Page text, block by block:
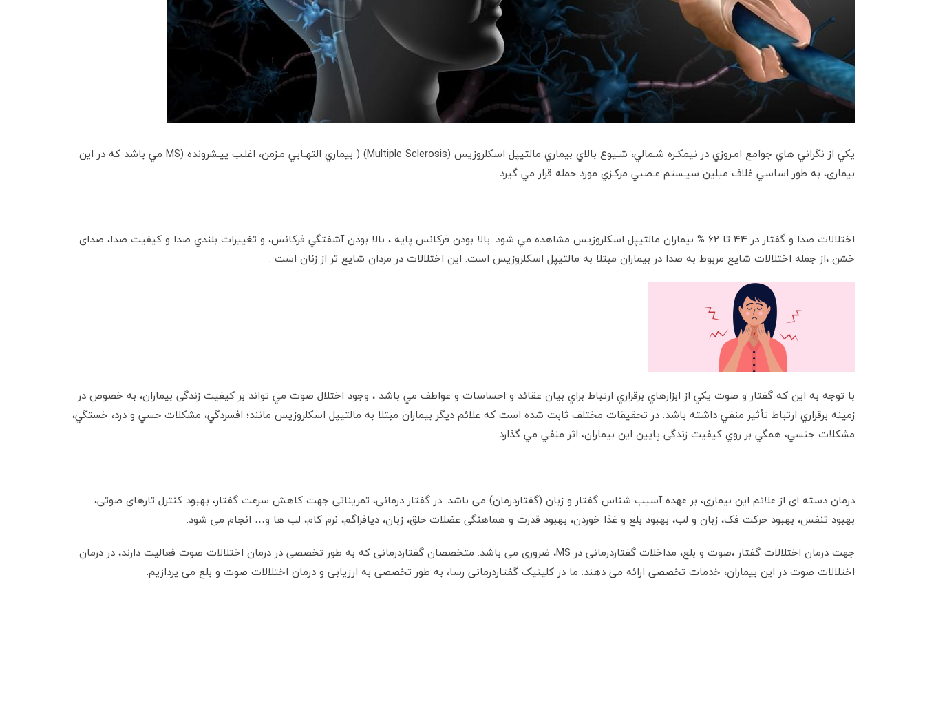
یكي از نگراني هاي جوامع امـروزي در نيمكـره شـمالي، شـيوع بالاي بيماري مالتيپل اسكلروزيس (Multiple Sclerosis) ( بیماري التهـابي مـزمن، اغلـب پيـشرونده (MS مي باشد که در این
بیماری، به طور اساسي غلاف ميلين سيـستم عـصبي مركـزي مورد حمله قرار مي گیرد.
اختلالات صدا و گفتار در 44 تا 62 % بيماران مالتيپل اسكلروزيس مشاهده مي شود. بالا بودن فرکانس پايه ، بالا بودن آشفتگي فرکانس، و تغييرات بلندي صدا و کيفيت صدا، صدای
خشن ،از جمله اختلالات شايع مربوط به صدا در بيماران مبتلا به مالتيپل اسكلروزيس است. اين اختلالات در مردان شايع تر از زنان است .
با توجه به اين که گفتار و صوت يكي از ابزارهاي برقراري ارتباط براي بيان عقائد و احساسات و عواطف مي باشد ، وجود اختلال صوت مي تواند بر کيفيت زندگی بيماران، به خصوص در
زمينه برقراري ارتباط تأثير منفي داشته باشد. در تحقيقات مختلف ثابت شده است که علائم ديگر بيماران مبتلا به مالتيپل اسكلروزيس مانند؛ افسردگي، مشكلات حسي و درد، خستگي،
مشكلات جنسي، همگي بر روي کيفيت زندگی پایین این بيماران، اثر منفي مي گذارد.
درمان دسته ای از علائم این بیماری، بر عهده آسیب شناس گفتار و زبان (گفتاردرمان) می باشد. در گفتار درمانی، تمریناتی جهت کاهش سرعت گفتار، بهبود کنترل تارهای صوتی،
بهبود تنفس، بهبود حرکت فک، زبان و لب، بهبود بلع و غذا خوردن، بهبود قدرت و هماهنگی عضلات حلق، زبان، دیافراگم، نرم کام، لب ها و… انجام می شود.
جهت درمان اختلالات گفتار ،صوت و بلع، مداخلات گفتاردرمانی در MS، ضروری می باشد. متخصصان گفتاردرمانی که به طور تخصصی در درمان اختلالات صوت فعالیت دارند، در درمان
اختلالات صوت در این بیماران، خدمات تخصصی ارائه می دهند. ما در کلینیک گفتاردرمانی رسا، به طور تخصصی به ارزیابی و درمان اختلالات صوت و بلع می پردازیم.